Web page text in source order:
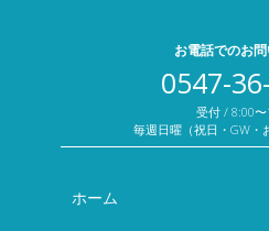
お電話でのお
0547-
受付 / 8:00〜
毎週日曜（祝日・GW・
ホーム